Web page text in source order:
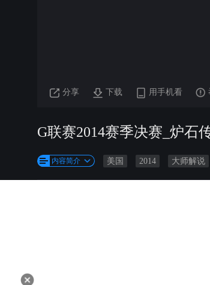
分享 下载 用手机看
G联赛2014赛季决赛_炉石
内容简介 美国 2014 大师解说